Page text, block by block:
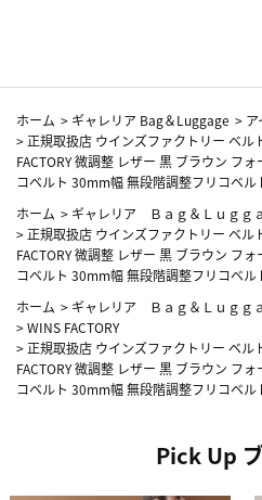
ホーム > ギャレリア Bag＆Luggage >
> 正規取扱店 ウインズファクトリー ベル
FACTORY 微調整 レザー 黒 ブラウン フ
コベルト 30mm幅 無段階調整フリコベ
ホーム > ギャレリア Ｂａｇ＆Ｌｕｇｇ
> 正規取扱店 ウインズファクトリー ベル
FACTORY 微調整 レザー 黒 ブラウン フ
コベルト 30mm幅 無段階調整フリコベ
ホーム > ギャレリア Ｂａｇ＆Ｌｕｇｇ
>WINS FACTORY
> 正規取扱店 ウインズファクトリー ベル
FACTORY 微調整 レザー 黒 ブラウン フ
コベルト 30mm幅 無段階調整フリコベ
Pick Up